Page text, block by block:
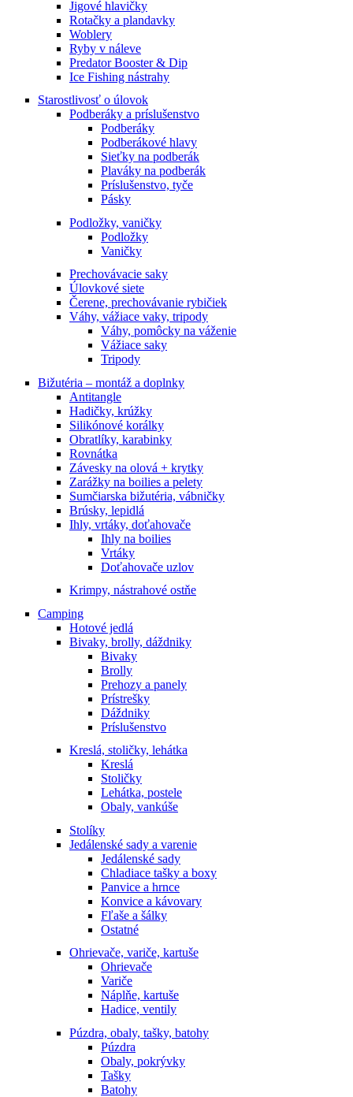
Jigové hlavičky
Rotačky a plandavky
Woblery
Ryby v náleve
Predator Booster & Dip
Ice Fishing nástrahy
Starostlivosť o úlovok
Podberáky a príslušenstvo
Podberáky
Podberákové hlavy
Sieťky na podberák
Plaváky na podberák
Príslušenstvo, tyče
Pásky
Podložky, vaničky
Podložky
Vaničky
Prechovávacie saky
Úlovkové siete
Čerene, prechovávanie rybičiek
Váhy, vážiace vaky, tripody
Váhy, pomôcky na váženie
Vážiace saky
Tripody
Bižutéria – montáž a doplnky
Antitangle
Hadičky, krúžky
Silikónové korálky
Obratlíky, karabinky
Rovnátka
Závesky na olová + krytky
Zarážky na boilies a pelety
Sumčiarska bižutéria, vábničky
Brúsky, lepidlá
Ihly, vrtáky, doťahovače
Ihly na boilies
Vrtáky
Doťahovače uzlov
Krimpy, nástrahové ostňe
Camping
Hotové jedlá
Bivaky, brolly, dáždniky
Bivaky
Brolly
Prehozy a panely
Prístrešky
Dáždniky
Príslušenstvo
Kreslá, stoličky, lehátka
Kreslá
Stoličky
Lehátka, postele
Obaly, vankúše
Stolíky
Jedálenské sady a varenie
Jedálenské sady
Chladiace tašky a boxy
Panvice a hrnce
Konvice a kávovary
Fľaše a šálky
Ostatné
Ohrievače, variče, kartuše
Ohrievače
Variče
Náplňe, kartuše
Hadice, ventily
Púzdra, obaly, tašky, batohy
Púzdra
Obaly, pokrývky
Tašky
Batohy